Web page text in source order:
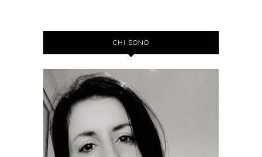
CHI SONO